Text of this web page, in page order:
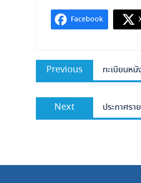
Facebook
แนะแนว
เรื่อง
Previous
Previous
post:
ทะเบียนห
Next
Next
post:
ประกาศร